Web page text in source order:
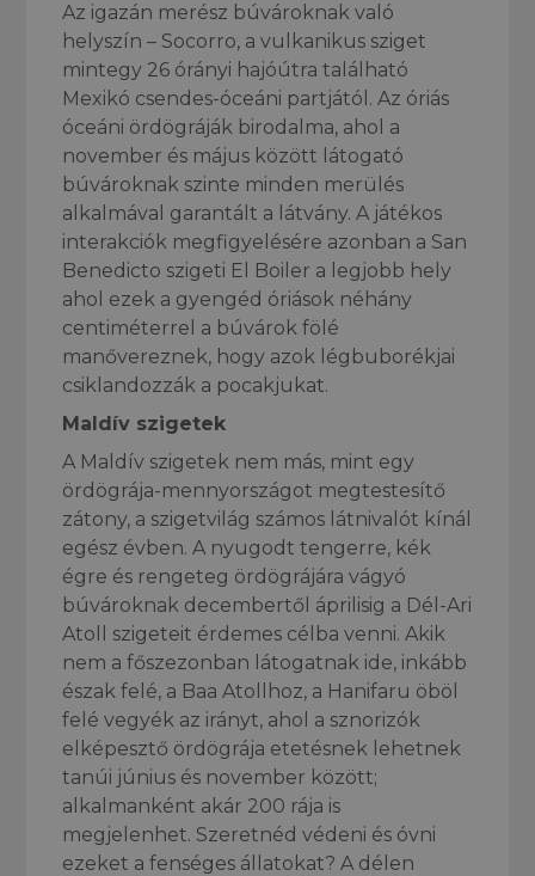
Az igazán merész búvároknak való
helyszín – Socorro, a vulkanikus sziget
mintegy 26 órányi hajóútra található
Mexikó csendes-óceáni partjától. Az óriás
óceáni ördögráják birodalma, ahol a
november és május között látogató
búvároknak szinte minden merülés
alkalmával garantált a látvány. A játékos
interakciók megfigyelésére azonban a San
Benedicto szigeti El Boiler a legjobb hely
ahol ezek a gyengéd óriások néhány
centiméterrel a búvárok fölé
manővereznek, hogy azok légbuborékjai
csiklandozzák a pocakjukat.
Maldív szigetek
A Maldív szigetek nem más, mint egy
ördögrája-mennyországot megtestesítő
zátony, a szigetvilág számos látnivalót kínál
egész évben. A nyugodt tengerre, kék
égre és rengeteg ördögrájára vágyó
búvároknak decembertől áprilisig a Dél-Ari
Atoll szigeteit érdemes célba venni. Akik
nem a főszezonban látogatnak ide, inkább
észak felé, a Baa Atollhoz, a Hanifaru öböl
felé vegyék az irányt, ahol a sznorizók
elképesztő ördögrája etetésnek lehetnek
tanúi június és november között;
alkalmanként akár 200 rája is
megjelenhet. Szeretnéd védeni és óvni
ezeket a fenséges állatokat? A délen